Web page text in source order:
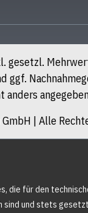
gesetzl.
ggf.
anders
| Alle
die für den
und stets